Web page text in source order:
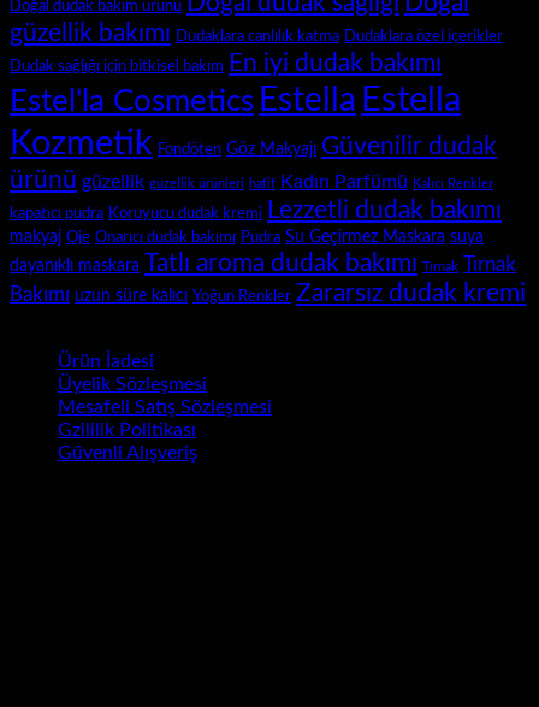
Doğal dudak bakım ürünü
güzellik bakımı
Dudaklara canlılık katma Dudaklara özel içerikler
Dudak sağlığı için bitkisel bakım En iyi dudak bakımı
Estel'la Cosmetics Estella Estella
Kozmetik Fondöten Göz Makyajı Güvenilir dudak
ürünü güzellik güzellik ürünleri hafif Kadın Parfümü Kalıcı Renkler
kapatıcı pudra Koruyucu dudak kremi Lezzetli dudak bakımı
makyaj Oje Onarıcı dudak bakımı Pudra Su Geçirmez Maskara suya
dayanıklı maskara Tatlı aroma dudak bakımı Tırnak Tırnak
Bakımı uzun süre kalıcı Yoğun Renkler Zararsız dudak kremi
Ürün İadesi
Üyelik Sözleşmesi
Mesafeli Satış Sözleşmesi
Gzililik Politikası
Güvenli Alışveriş